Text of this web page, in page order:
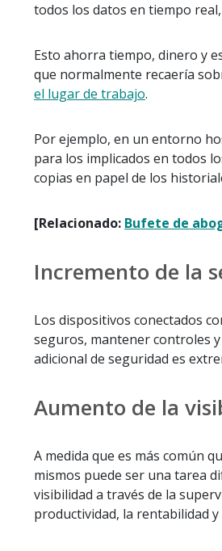
todos los datos en tiempo
Esto ahorra tiempo, dinero y
que normalmente recaería
el lugar de trabajo.
Por ejemplo, en un entorno
para los implicados en todos
copias en papel de los
[Relacionado: Bufete de
Incremento de la
Los dispositivos conectados
seguros, mantener controles
adicional de seguridad es
Aumento de la
A medida que es más común
mismos puede ser una tarea
visibilidad a través de la
productividad, la rentabilidad